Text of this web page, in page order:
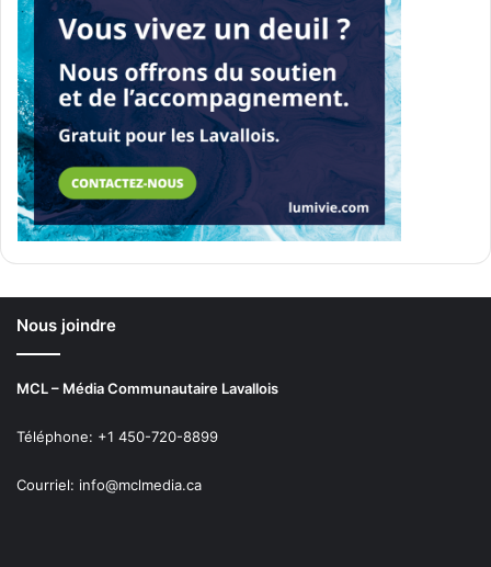
Nous joindre
MCL – Média Communautaire Lavallois
Téléphone: +1 450-720-8899
Courriel: info@mclmedia.ca